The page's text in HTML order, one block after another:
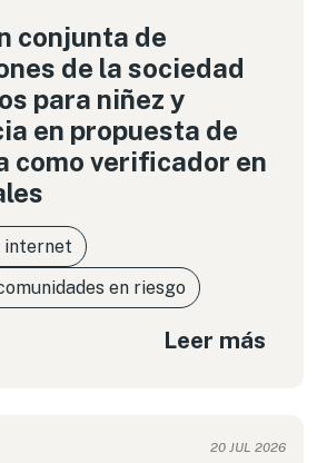
conjunta de
de la sociedad
para niñez y
en propuesta de
como verificador en
internet
en riesgo
Leer más
20 JUL 2026